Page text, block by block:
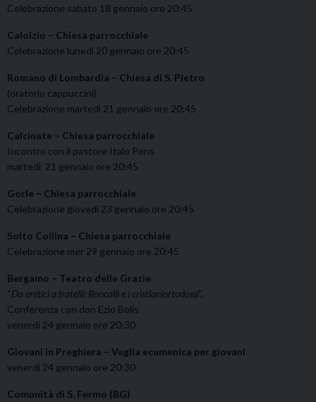
Celebrazione sabato 18 gennaio ore 20:45
Calolzio – Chiesa parrocchiale
Celebrazione lunedì 20 gennaio ore 20:45
Romano di Lombardia – Chiesa di S. Pietro
(oratorio cappuccini)
Celebrazione martedì 21 gennaio ore 20:45
Calcinate – Chiesa parrocchiale
Incontro con il pastore Italo Pons
martedì 21 gennaio ore 20:45
Gorle – Chiesa parrocchiale
Celebrazione giovedì 23 gennaio ore 20:45
Solto Collina – Chiesa parrocchiale
Celebrazione mer 29 gennaio ore 20:45
Bergamo – Teatro delle Grazie
“Da eretici a fratelli: Roncalli e i cristianiortodossi”.
Conferenza con don Ezio Bolis
venerdì 24 gennaio ore 20:30
Giovani in Preghiera – Veglia ecumenica per giovani
venerdì 24 gennaio ore 20:30
Comunità di S. Fermo (BG)